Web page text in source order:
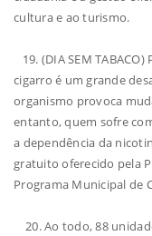
cultura e ao turismo.
19. (DIA SEM
cigarro é um grande
organismo provoca
entanto, quem sofre
a dependência da
gratuito oferecido pela
Programa Municipal de
20. Ao todo, 88